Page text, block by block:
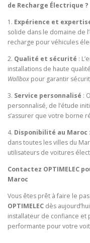
de Recharge Électrique ?
1. Expérience et
solide dans le domaine de
recharge pour véhicules
2. Qualité et sécurité :
installations de haute
Wallbox pour garantir
3. Service personnalisé :
personnalisé, de l’étude
s’assurer que votre borne
4. Disponibilité au Maroc
dans toutes les villes du
utilisateurs de voitures
Contactez OPTIMELEC
Maroc
Vous êtes prêt à faire le
OPTIMELEC dès
installateur de confiance et
performante pour votre